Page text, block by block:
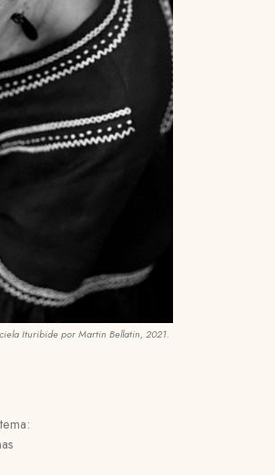
Ituribide por Martin Bellatin, 2021.